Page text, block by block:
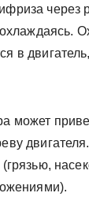
через
охлаждаясь.
в
может
(грязью,